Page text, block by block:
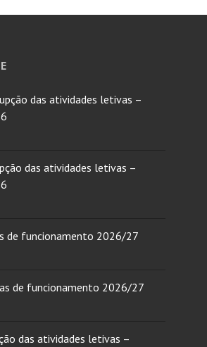
das atividades letivas –
das atividades letivas –
de funcionamento 2026/27
de funcionamento 2026/27
das atividades letivas –